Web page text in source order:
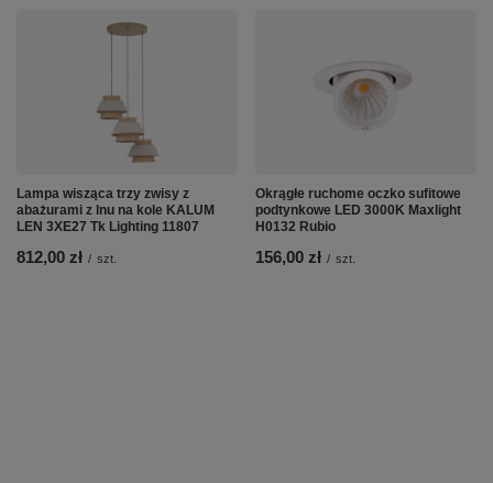
Lampa wisząca trzy zwisy z
abażurami z lnu na kole KALUM
LEN 3XE27 Tk Lighting 11807
812,00 zł / szt.
Okrągłe ruchome oczko sufitowe
podtynkowe LED 3000K Maxlight
H0132 Rubio
156,00 zł / szt.